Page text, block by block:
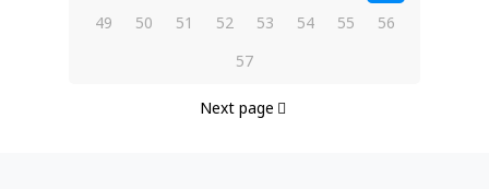
49
50 51 52 53 54 55
56
57
Next page